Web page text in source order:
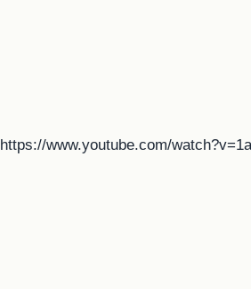
https://www.youtube.com/